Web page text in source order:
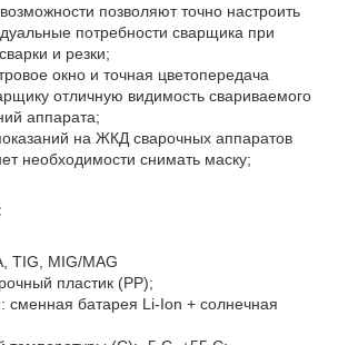
позволяют точно настроить
потребности сварщика при
и резки;
окно и точная цветопередача
отличную видимость свариваемого
аппарата;
на ЖКД сварочных аппаратов
необходимости снимать маску;
TIG, MIG/MAG
пластик (PP);
сменная батарея Li-Ion + солнечная